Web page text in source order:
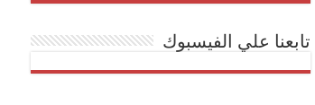
تابعنا علي الفيسبوك